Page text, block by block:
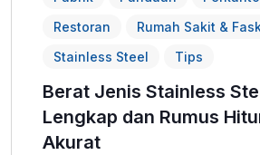
Restoran
Rumah Sakit &
Stainless Steel
Tips
Berat Jenis Stainless
Lengkap dan Rumus
Akurat